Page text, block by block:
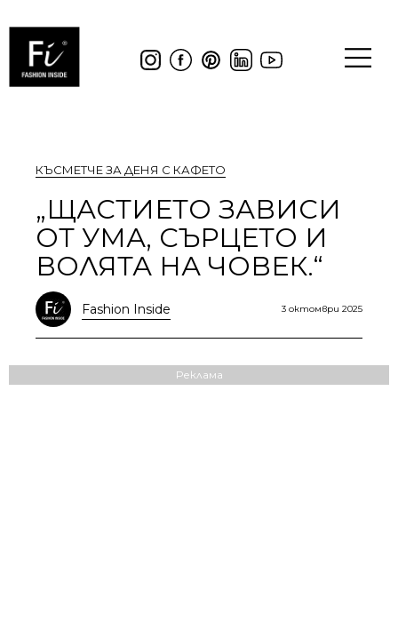
КЪСМЕТЧЕ ЗА ДЕНЯ С КАФЕТО
„ЩАСТИЕТО ЗАВИСИ
ОТ УМА, СЪРЦЕТО И
ВОЛЯТА НА ЧОВЕК.“
Fashion Inside 3 октомври 2025
Реклама